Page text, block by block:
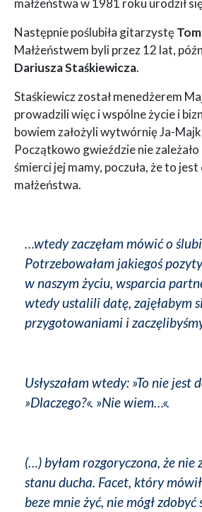
Następnie poślubiła gitarzystę
Małżeństwem byli przez 12 lat,
Dariusza Staśkiewicza.
Staśkiewicz został menedżerem
prowadzili więc i wspólne życie i
bowiem założyli wytwórnię Ja-
Początkowo gwieździe nie zależało
śmierci jej mamy, poczuła, że to
małżeństwa.
…wtedy zaczęłam mówić o
Potrzebowałam jakiegoś
w naszym życiu, wsparcia
wtedy ustalili datę, zajęłabym
przygotowaniami i
Usłyszałam wtedy: »To nie jest
»Dlaczego?«. »Nie wiem…«.
(…) byłam rozgoryczona, że nie
stanu ducha. Facet, który
beze mnie żyć, nie mógł zdobyć